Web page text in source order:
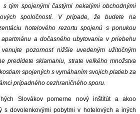
tým spojenými častými nekalými obchodnými
spoločností. V prípade, že budete na
hotelového rezortu spojenú s ponukou
a dočasného ubytovania v priebehu
pozornosť nižšie uvedeným užitočným
predídete sklamaniu, strate veľkého množstva
spojených s vymáhaním svojich platieb za
prípadného cezhraničného sporu.
Slovákov pomerne nový inštitút a akoo
s dovolenkovými pobytmi v hotelových a iných